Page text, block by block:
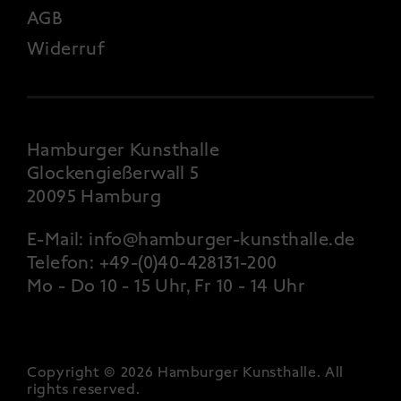
AGB
Widerruf
Hamburger Kunsthalle
Glockengießerwall 5
20095 Hamburg
E-Mail: info@hamburger-kunsthalle.de
Telefon: +49-(0)40-428131-200
Mo - Do 10 - 15 Uhr, Fr 10 - 14 Uhr
Copyright © 2026 Hamburger Kunsthalle. All
rights reserved.